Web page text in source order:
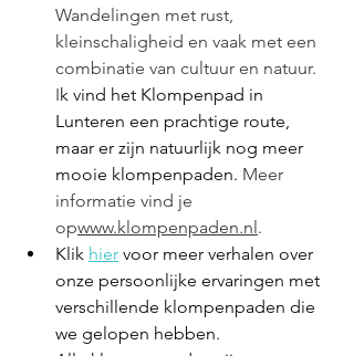
Wandelingen met rust,
kleinschaligheid en vaak met een
combinatie van cultuur en natuur.
Ik vind het Klompenpad in
Lunteren een prachtige route,
maar er zijn natuurlijk nog meer
mooie klompenpaden. Meer
informatie vind je
opwww.klompenpaden.nl.
Klik hier voor meer verhalen over
onze persoonlijke ervaringen met
verschillende klompenpaden die
we gelopen hebben.